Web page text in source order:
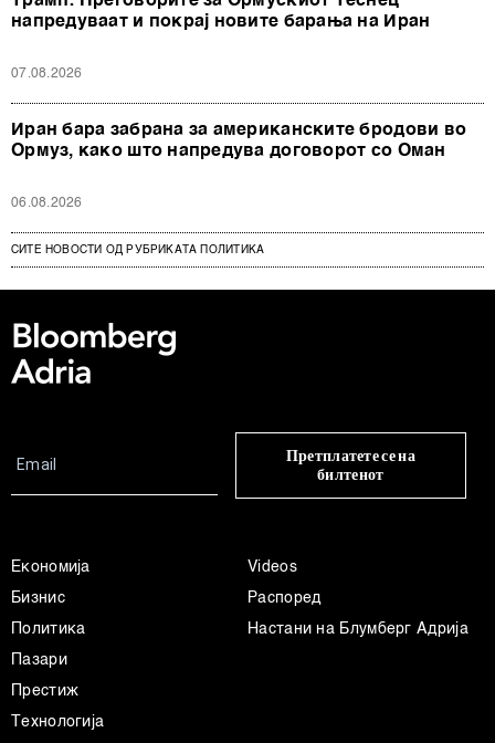
напредуваат и покрај новите барања на Иран
07.08.2026
Иран бара забрана за американските бродови во
Ормуз, како што напредува договорот со Оман
06.08.2026
СИТЕ НОВОСТИ ОД РУБРИКАТА ПОЛИТИКА
Претплатете се на
билтенот
Економија
Бизнис
Политика
Пазари
Престиж
Технологија
Videos
Распоред
Настани на Блумберг Адрија